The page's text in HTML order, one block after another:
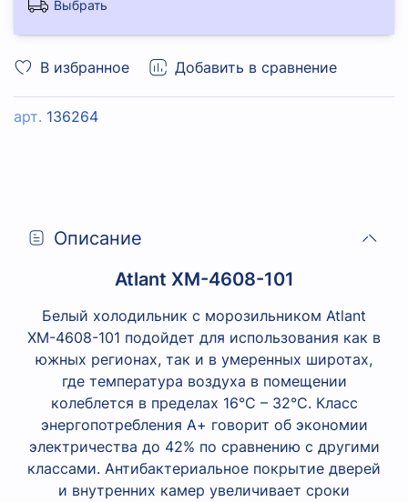
В избранное Добавить в сравнение
арт. 136264
Выбрать
Описание
Atlant XM-4608-101
Белый холодильник с морозильником Atlant
XM-4608-101 подойдет для использования как в
южных регионах, так и в умеренных широтах,
где температура воздуха в помещении
колеблется в пределах 16°С – 32°С. Класс
энергопотребления А+ говорит об экономии
электричества до 42% по сравнению с другими
классами. Антибактериальное покрытие дверей
и внутренних камер увеличивает сроки